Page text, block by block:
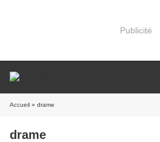
Publicité
Accueil » drame
drame